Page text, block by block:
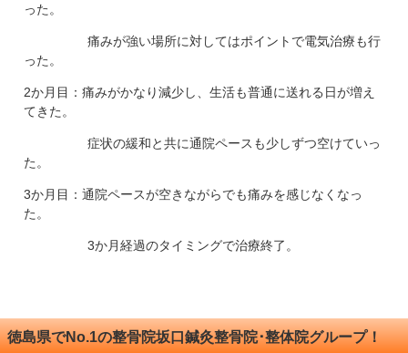
った。
痛みが強い場所に対してはポイントで電気治療も行
った。
2か月目：痛みがかなり減少し、生活も普通に送れる日が増え
てきた。
症状の緩和と共に通院ペースも少しずつ空けていっ
た。
3か月目：通院ペースが空きながらでも痛みを感じなくなっ
た。
3か月経過のタイミングで治療終了。
徳島県でNo.1の整骨院坂口鍼灸整骨院･整体院グループ！